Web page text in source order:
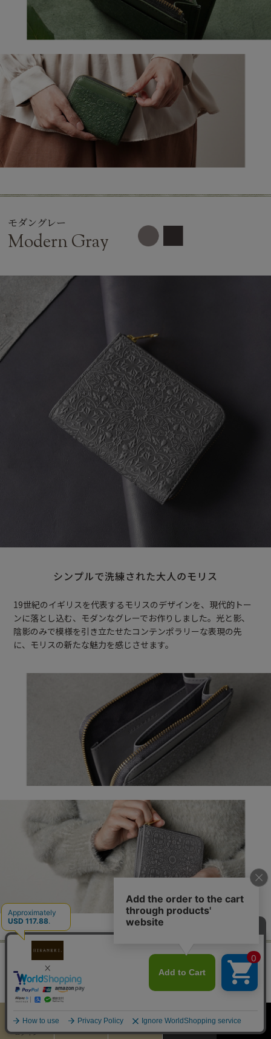
モダングレー
Modern Gray
シンプルで洗練された大人のモリス
19世紀のイギリスを代表するモリスのデザインを、現代的トー
ンに落とし込む、モダンなグレーでお作りしました。光と影、
陰影のみで模様を引き立たせたコンテンポラリーな表現の先
に、モリスの新たな魅力を感じさせます。
サムシングブルー
Something Blue
ログイン